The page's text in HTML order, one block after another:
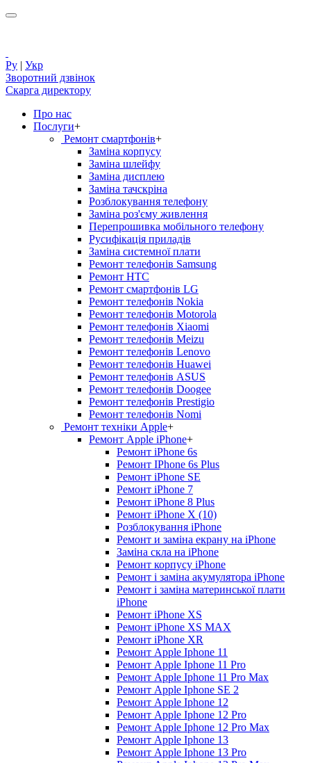
Ру | Укр
Зворотний дзвінок
Скарга директору
Про нас
Послуги+
Ремонт смартфонів+
Заміна корпусу
Заміна шлейфу
Заміна дисплею
Заміна тачскріна
Розблокування телефону
Заміна роз'єму живлення
Перепрошивка мобільного телефону
Русифікація приладів
Заміна системної плати
Ремонт телефонів Samsung
Ремонт HTC
Ремонт смартфонів LG
Ремонт телефонів Nokia
Ремонт телефонів Motorola
Ремонт телефонів Xiaomi
Ремонт телефонів Meizu
Ремонт телефонів Lenovo
Ремонт телефонів Huawei
Ремонт телефонів ASUS
Ремонт телефонів Doogee
Ремонт телефонів Prestigio
Ремонт телефонів Nomi
Ремонт техніки Apple+
Ремонт Apple iPhone+
Ремонт iPhone 6s
Ремонт IPhone 6s Plus
Ремонт iPhone SE
Ремонт iPhone 7
Ремонт iPhone 8 Plus
Ремонт iPhone X (10)
Розблокування iPhone
Ремонт и заміна екрану на iPhone
Заміна скла на iPhone
Ремонт корпусу iPhone
Ремонт і заміна акумулятора iPhone
Ремонт і заміна материнської плати
iPhone
Ремонт iPhone XS
Ремонт iPhone XS MAX
Ремонт iPhone XR
Ремонт Apple Iphone 11
Ремонт Apple Iphone 11 Pro
Ремонт Apple Iphone 11 Pro Max
Ремонт Apple Iphone SE 2
Ремонт Apple Iphone 12
Ремонт Apple Iphone 12 Pro
Ремонт Apple Iphone 12 Pro Max
Ремонт Apple Iphone 13
Ремонт Apple Iphone 13 Pro